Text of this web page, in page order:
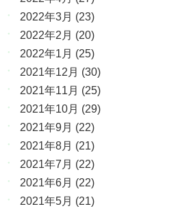
2022年3月 (23)
2022年2月 (20)
2022年1月 (25)
2021年12月 (30)
2021年11月 (25)
2021年10月 (29)
2021年9月 (22)
2021年8月 (21)
2021年7月 (22)
2021年6月 (22)
2021年5月 (21)